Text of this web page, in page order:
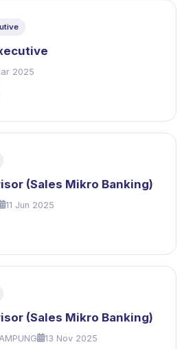
2025
(Sales Mikro Banking)
11 Jun 2025
(Sales Mikro Banking)
13 Nov 2025